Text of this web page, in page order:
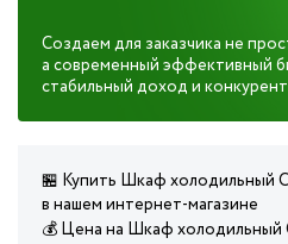
Создаем для заказчика не
а современный эффективный
стабильный доход и
🏪 Купить Шкаф холодильный
в нашем интернет-магазине
💰 Цена на Шкаф холодильный